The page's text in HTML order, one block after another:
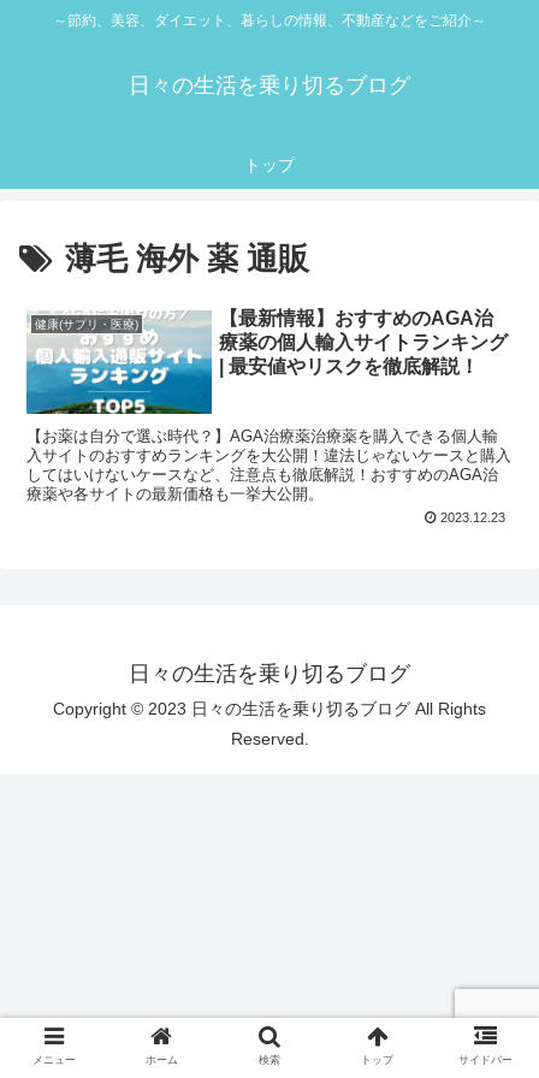
～節約、美容、ダイエット、暮らしの情報、不動産などをご紹介～
日々の生活を乗り切るブログ
トップ
薄毛 海外 薬 通販
健康(サプリ・医療)
【最新情報】おすすめのAGA治
療薬の個人輸入サイトランキング
| 最安値やリスクを徹底解説！
【お薬は自分で選ぶ時代？】AGA治療薬治療薬を購入できる個人輸
入サイトのおすすめランキングを大公開！違法じゃないケースと購入
してはいけないケースなど、注意点も徹底解説！おすすめのAGA治
療薬や各サイトの最新価格も一挙大公開。
2023.12.23
日々の生活を乗り切るブログ
Copyright © 2023 日々の生活を乗り切るブログ All Rights
Reserved.
メニュー ホーム 検索 トップ サイドバー